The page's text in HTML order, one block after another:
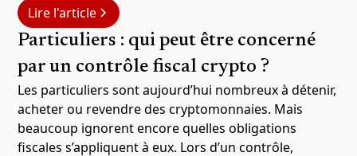
Lire l'article
Particuliers : qui peut être concerné
par un contrôle fiscal crypto ?
Les particuliers sont aujourd’hui nombreux à détenir,
acheter ou revendre des cryptomonnaies. Mais
beaucoup ignorent encore quelles obligations
fiscales s’appliquent à eux. Lors d’un contrôle,